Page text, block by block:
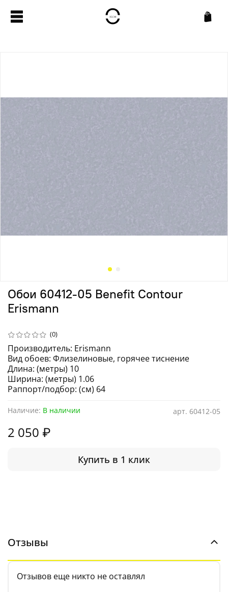
(0)
арт. 60412-05
Наличие: В наличии
Обои 60412-05 Benefit Contour
Erismann
2 050 ₽
Купить в 1 клик
Производитель: Erismann
Вид обоев: Флизелиновые, горячее тиснение
Длина: (метры) 10
Ширина: (метры) 1.06
Раппорт/подбор: (см) 64
Отзывы
Отзывов еще никто не оставлял